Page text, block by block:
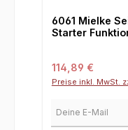
6061 Mielke
Starter
Regulärer Preis:
114,89 €
Preise inkl. MwSt.